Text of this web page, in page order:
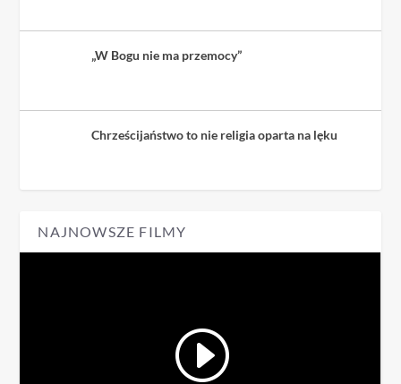
„W Bogu nie ma przemocy”
Chrześcijaństwo to nie religia oparta na lęku
NAJNOWSZE FILMY